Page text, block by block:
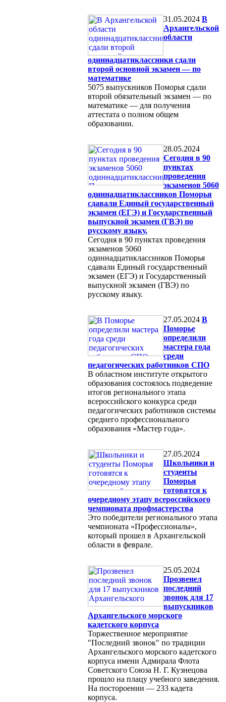
31.05.2024 В
Архангельской
области
одиннадцатиклассники сдали
второй основной экзамен — по
математике
5075 выпускников Поморья сдали
второй обязательный экзамен — по
математике — для получения
аттестата о полном общем
образовании.
28.05.2024
Сегодня в 90
пунктах
проведения
экзаменов 5060
одиннадцатиклассников Поморья
сдавали Единый государственный
экзамен (ЕГЭ) и Государственный
выпускной экзамен (ГВЭ) по
русскому языку.
Сегодня в 90 пунктах проведения
экзаменов 5060
одиннадцатиклассников Поморья
сдавали Единый государственный
экзамен (ЕГЭ) и Государственный
выпускной экзамен (ГВЭ) по
русскому языку.
27.05.2024 В
Поморье
определили
мастера года
среди
педагогических работников СПО
В областном институте открытого
образования состоялось подведение
итогов регионального этапа
всероссийского конкурса среди
педагогических работников системы
среднего профессионального
образования «Мастер года».
27.05.2024
Школьники и
студенты
Поморья
готовятся к
очередному этапу всероссийского
чемпионата профмастерства
Это победители регионального этапа
чемпионата «Профессионалы»,
который прошел в Архангельской
области в феврале.
25.05.2024
Прозвенел
последний
звонок для 17
выпускников
Архангельского морского
кадетского корпуса
Торжественное мероприятие
"Последний звонок" по традиции
Архангельского морского кадетского
корпуса имени Адмирала Флота
Советского Союза Н. Г. Кузнецова
прошло на плацу учебного заведения.
На постороении — 233 кадета
корпуса.